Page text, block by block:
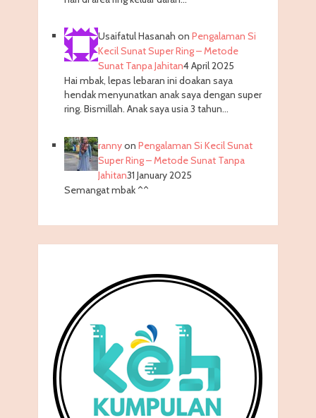
Usaifatul Hasanah on Pengalaman Si
Kecil Sunat Super Ring – Metode
Sunat Tanpa Jahitan4 April 2025
Hai mbak, lepas lebaran ini doakan saya
hendak menyunatkan anak saya dengan super
ring. Bismillah. Anak saya usia 3 tahun…
rannyon Pengalaman Si Kecil Sunat
Super Ring – Metode Sunat Tanpa
Jahitan31 January 2025
Semangat mbak ^^